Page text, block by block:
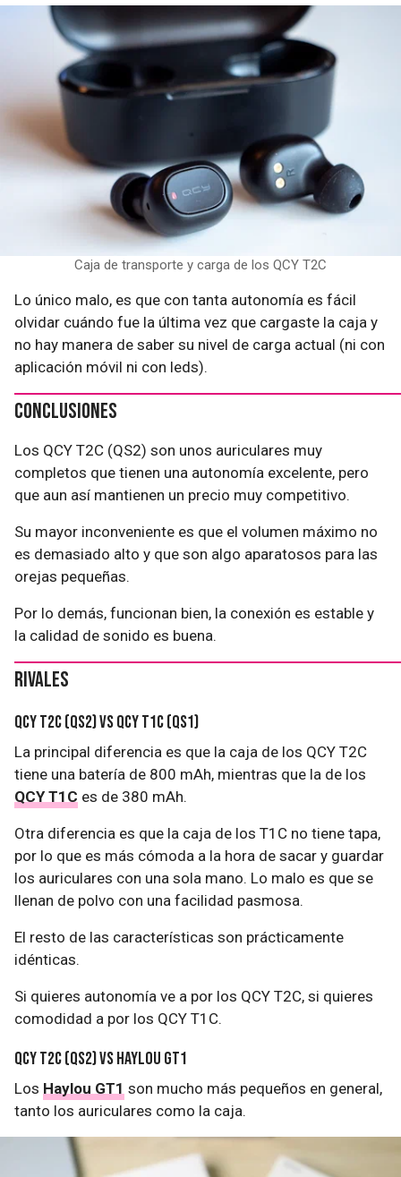
Caja de transporte y carga de los QCY T2C
Lo único malo, es que con tanta autonomía es fácil
olvidar cuándo fue la última vez que cargaste la caja y
no hay manera de saber su nivel de carga actual (ni con
aplicación móvil ni con leds).
Conclusiones
Los QCY T2C (QS2) son unos auriculares muy
completos que tienen una autonomía excelente, pero
que aun así mantienen un precio muy competitivo.
Su mayor inconveniente es que el volumen máximo no
es demasiado alto y que son algo aparatosos para las
orejas pequeñas.
Por lo demás, funcionan bien, la conexión es estable y
la calidad de sonido es buena.
Rivales
QCY T2C (QS2) vs QCY T1C (QS1)
La principal diferencia es que la caja de los QCY T2C
tiene una batería de 800 mAh, mientras que la de los
QCY T1C es de 380 mAh.
Otra diferencia es que la caja de los T1C no tiene tapa,
por lo que es más cómoda a la hora de sacar y guardar
los auriculares con una sola mano. Lo malo es que se
llenan de polvo con una facilidad pasmosa.
El resto de las características son prácticamente
idénticas.
Si quieres autonomía ve a por los QCY T2C, si quieres
comodidad a por los QCY T1C.
QCY T2C (QS2) vs Haylou GT1
Los Haylou GT1 son mucho más pequeños en general,
tanto los auriculares como la caja.